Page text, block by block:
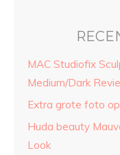
MAC Studiofix
Medium/Dark
Extra grote foto
Huda beauty
Look